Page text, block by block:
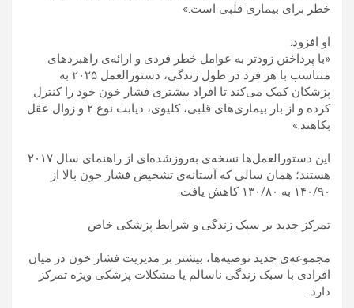
خطر برای بیماری قلبی است.»
او افزود:
«با پرداختن زودتر به عوامل خطر فردی و ارائه‌ی راهبردهای
متناسب با هر فرد در طول زندگی، دستورالعمل ۲۰۲۵ به
پزشکان کمک می‌کند تا افراد بیشتری فشار خون خود را کنترل
کرده و از بار بیماری‌های قلبی، کلیوی، دیابت نوع ۲ و زوال عقل
بکاهند.»
این دستورالعمل‌ها نسخه‌ی به‌روزشده‌ای از راهنمای سال ۲۰۱۷
هستند؛ همان سالی که آستانه‌ی تشخیص فشار خون بالا از
۱۴۰/۹۰ به ۱۳۰/۸۰ کاهش یافت.
تمرکز جدید بر سبک زندگی و شرایط پزشکی خاص
مجموعه‌ی جدید توصیه‌ها، بیشتر بر مدیریت فشار خون در میان
افرادی با سبک زندگی ناسالم یا مشکلات پزشکی ویژه تمرکز
دارد.